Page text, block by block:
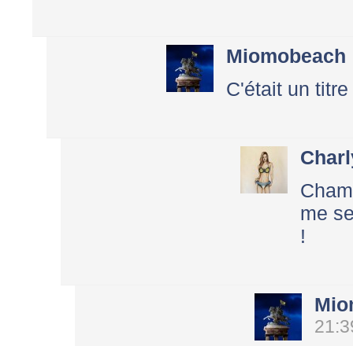
Miomobeach
C'était un
me
!